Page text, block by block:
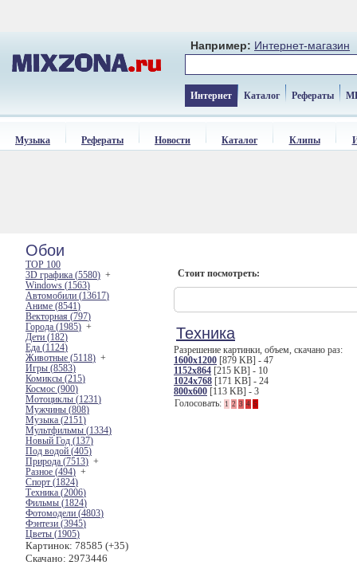
Например: Интернет-магазин
Интернет Каталог Рефераты
Музыка Рефераты Новости Каталог Клипы
Обои
TOP 100
3D графика (5580) +
Windows (1563)
Автомобили (13617)
Аниме (8541)
Векторная (797)
Города (1985) +
Дети (182)
Еда (1124)
Животные (5118) +
Игры (8583)
Комиксы (215)
Космос (900)
Мотоциклы (1231)
Мужчины (808)
Музыка (2151)
Мультфильмы (1334)
Новый Год (137)
Под водой (405)
Природа (7513) +
Разное (494) +
Спорт (1824)
Техника (2006)
Фильмы (1824)
Фотомодели (4803)
Фэнтези (3945)
Цветы (1905)
Картинок: 78585 (+35)
Скачано: 2973446
Стоит посмотреть:
Техника
Разрешение картинки, объем, скачано раз:
1600x1200 [879 KB] - 47
1152x864 [215 KB] - 10
1024x768 [171 KB] - 24
800x600 [113 KB] - 3
Голосовать: 1 2 3 4 5